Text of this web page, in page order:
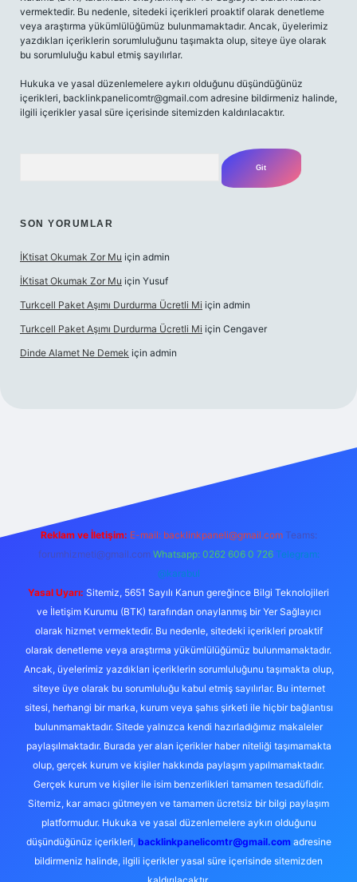
vermektedir. Bu nedenle, sitedeki içerikleri proaktif olarak denetleme
veya araştırma yükümlülüğümüz bulunmamaktadır. Ancak, üyelerimiz
yazdıkları içeriklerin sorumluluğunu taşımakta olup, siteye üye olarak
bu sorumluluğu kabul etmiş sayılırlar.
Hukuka ve yasal düzenlemelere aykırı olduğunu düşündüğünüz
içerikleri, backlinkpanelicomtr@gmail.com adresine bildirmeniz halinde,
ilgili içerikler yasal süre içerisinde sitemizden kaldırılacaktır.
SON YORUMLAR
İKtisat Okumak Zor Mu için admin
İKtisat Okumak Zor Mu için Yusuf
Turkcell Paket Aşımı Durdurma Ücretli Mi için admin
Turkcell Paket Aşımı Durdurma Ücretli Mi için Cengaver
Dinde Alamet Ne Demek için admin
Reklam ve İletişim: E-mail: backlinkpaneli@gmail.com Teams:
forumhizmeti@gmail.com Whatsapp: 0262 606 0 726 Telegram:
@karabul
Yasal Uyarı: Sitemiz, 5651 Sayılı Kanun gereğince Bilgi Teknolojileri
ve İletişim Kurumu (BTK) tarafından onaylanmış bir Yer Sağlayıcı
olarak hizmet vermektedir. Bu nedenle, sitedeki içerikleri proaktif
olarak denetleme veya araştırma yükümlülüğümüz bulunmamaktadır.
Ancak, üyelerimiz yazdıkları içeriklerin sorumluluğunu taşımakta olup,
siteye üye olarak bu sorumluluğu kabul etmiş sayılırlar. Bu internet
sitesi, herhangi bir marka, kurum veya şahıs şirketi ile hiçbir bağlantısı
bulunmamaktadır. Sitede yalnızca kendi hazırladığımız makaleler
paylaşılmaktadır. Burada yer alan içerikler haber niteliği taşımamakta
olup, gerçek kurum ve kişiler hakkında paylaşım yapılmamaktadır.
Gerçek kurum ve kişiler ile isim benzerlikleri tamamen tesadüfidir.
Sitemiz, kar amacı gütmeyen ve tamamen ücretsiz bir bilgi paylaşım
platformudur. Hukuka ve yasal düzenlemelere aykırı olduğunu
düşündüğünüz içerikleri, backlinkpanelicomtr@gmail.comadresine
bildirmeniz halinde, ilgili içerikler yasal süre içerisinde sitemizden